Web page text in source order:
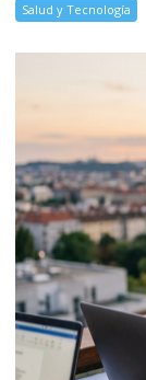
Salud y Tecnología